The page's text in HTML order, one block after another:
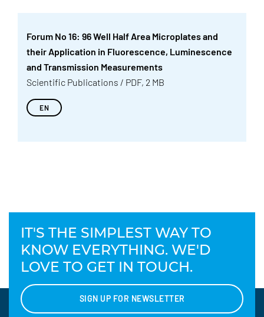
Forum No 16: 96 Well Half Area Microplates and
their Application in Fluorescence, Luminescence
and Transmission Measurements
Scientific Publications / PDF, 2 MB
EN
IT'S THE SIMPLEST WAY TO
KNOW EVERYTHING. WE'D
LOVE TO GET IN TOUCH.
SIGN UP FOR NEWSLETTER